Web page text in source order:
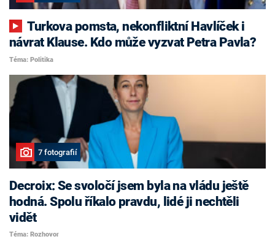
Turkova pomsta, nekonfliktní Havlíček i
návrat Klause. Kdo může vyzvat Petra Pavla?
Téma: Politika
7 fotografií
Decroix: Se svoločí jsem byla na vládu ještě
hodná. Spolu říkalo pravdu, lidé ji nechtěli
vidět
Téma: Rozhovor